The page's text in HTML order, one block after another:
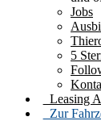
Jobs
5
Leasing
Zur